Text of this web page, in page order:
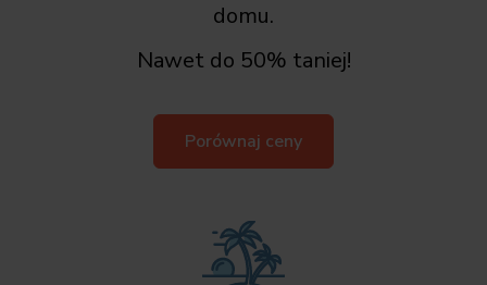
domu.
Nawet do 50% taniej!
Porównaj ceny